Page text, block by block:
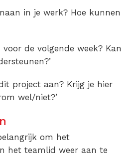
in je werk? Hoe kunnen
voor de volgende week? Kan
project aan? Krijg je hier
wel/niet?’
om het
het teamlid weer aan te